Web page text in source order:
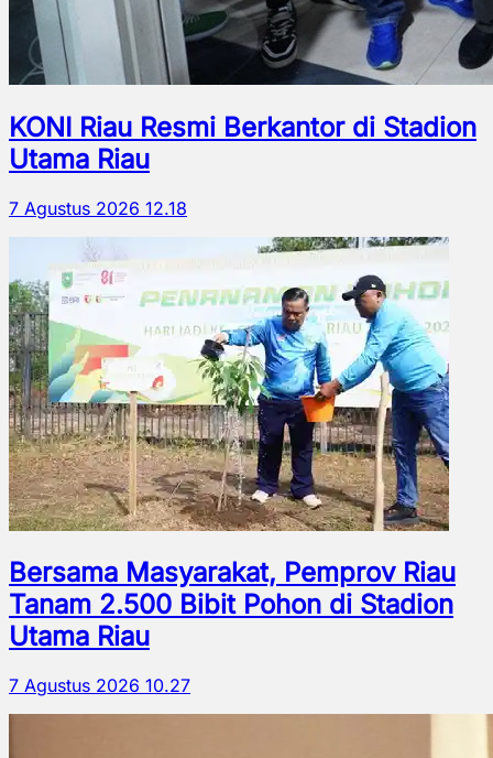
KONI Riau Resmi Berkantor di Stadion
Utama Riau
7 Agustus 2026 12.18
Bersama Masyarakat, Pemprov Riau
Tanam 2.500 Bibit Pohon di Stadion
Utama Riau
7 Agustus 2026 10.27